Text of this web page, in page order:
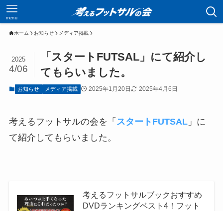
menu
ホーム お知らせ メディア掲載
「スタートFUTSAL」にて紹介し
てもらいました。
2025
4/06
お知らせ メディア掲載 2025年1月20日 2025年4月6日
考えるフットサルの会を「 スタートFUTSAL」に
て紹介してもらいました。
考えるフットサルブックおすすめ
DVDランキングベスト4！フット